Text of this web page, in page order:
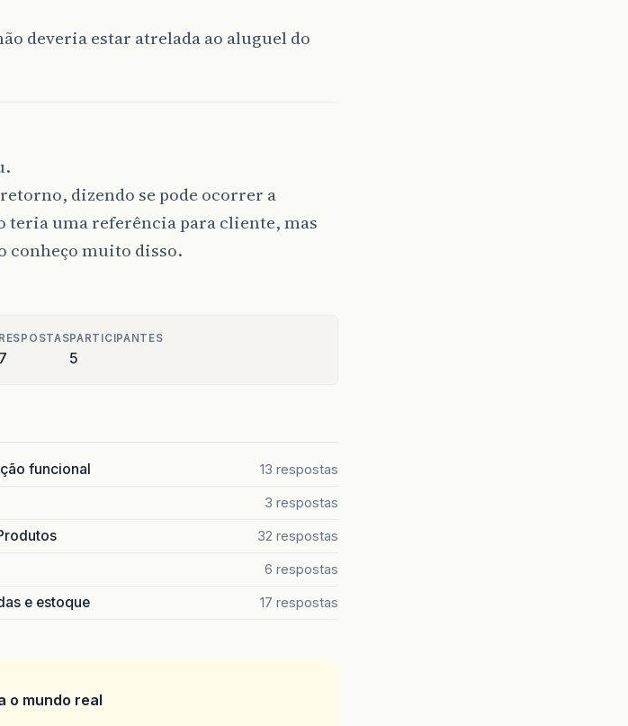
deveria estar atrelada ao aluguel do
dizendo se pode ocorrer a
teria uma referência para cliente, mas
conheço muito disso.
RESPOSTAS
7
PARTICIPANTES
5
funcional 13 respostas
3 respostas
32 respostas
6 respostas
e estoque 17 respostas
o mundo real